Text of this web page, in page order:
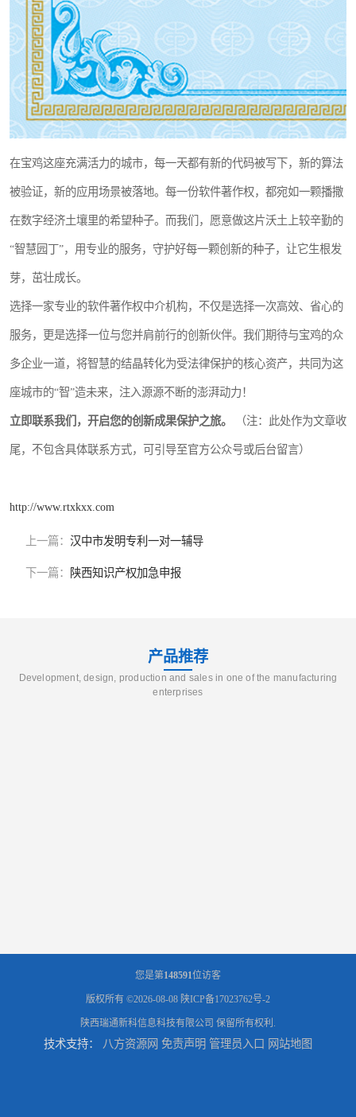
在宝鸡这座充满活力的城市，每一天都有新的代码被写下，新的算法
被验证，新的应用场景被落地。每一份软件著作权，都宛如一颗播撒
在数字经济土壤里的希望种子。而我们，愿意做这片沃土上较辛勤的
“智慧园丁”，用专业的服务，守护好每一颗创新的种子，让它生根发
芽，茁壮成长。
选择一家专业的软件著作权中介机构，不仅是选择一次高效、省心的
服务，更是选择一位与您并肩前行的创新伙伴。我们期待与宝鸡的众
多企业一道，将智慧的结晶转化为受法律保护的核心资产，共同为这
座城市的“智”造未来，注入源源不断的澎湃动力！
立即联系我们，开启您的创新成果保护之旅。 （注：此处作为文章收
尾，不包含具体联系方式，可引导至官方公众号或后台留言）
http://www.rtxkxx.com
上一篇： 汉中市发明专利一对一辅导
下一篇： 陕西知识产权加急申报
产品推荐
Development, design, production and sales in one of the manufacturing
enterprises
您是第148591位访客
版权所有 ©2026-08-08 陕ICP备17023762号-2
陕西瑞通新科信息科技有限公司 保留所有权利.
技术支持： 八方资源网 免责声明 管理员入口 网站地图